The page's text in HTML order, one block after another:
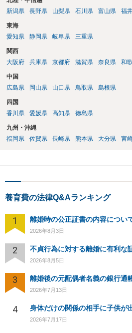
新潟県
長野県 山梨県 石川県 富山県 福
東海
愛知県
静岡県 岐阜県 三重県
関西
大阪府
兵庫県 京都府 滋賀県 奈良県 和
中国
広島県
岡山県 山口県 鳥取県 島根県
四国
香川県
愛媛県 高知県 徳島県
九州・沖縄
福岡県
佐賀県 長崎県 熊本県 大分県 宮
養育費の法律Q&Aランキング
1 離婚時の公正証書の内容につい
2026年8月3日
2
2026年8月5日
3
2026年7月13日
4
2026年7月17日